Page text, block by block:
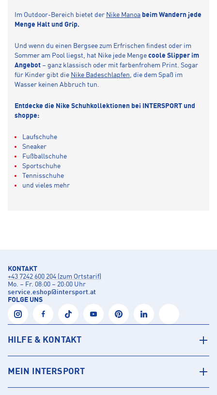
Im Outdoor-Bereich bietet der Nike Manoa beim Wandern jede
Menge Halt und Grip.
Und wenn du einen Bergsee zum Erfrischen findest oder im
Sommer am Pool liegst, hat Nike jede Menge coole Slipper im
Angebot – ganz klassisch oder mit farbenfrohem Print. Sogar
für Kinder gibt die Nike Badeschlapfen, die dem Spaß im
Wasser keinen Abbruch tun.
Entdecke die Nike Schuhkollektionen bei INTERSPORT und
shoppe:
Laufschuhe
Sneaker
Fußballschuhe
Sportschuhe
Tennisschuhe
und vieles mehr
KONTAKT
+43 7242 600 204 (zum Ortstarif)
Mo. – Fr. 08:00 – 20:00 Uhr
service.eshop@intersport.at
FOLGE UNS
HILFE & KONTAKT
MEIN INTERSPORT